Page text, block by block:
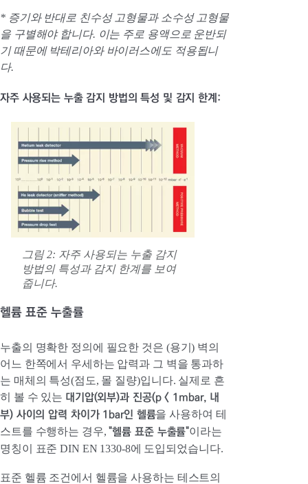
* 증기와 반대로 친수성 고형물과 소수성 고형물
을 구별해야 합니다. 이는 주로 용액으로 운반되
기 때문에 박테리아와 바이러스에도 적용됩니
다.
자주 사용되는 누출 감지 방법의 특성 및 감지 한계:
그림 2: 자주 사용되는 누출 감지
방법의 특성과 감지 한계를 보여
줍니다.
헬륨 표준 누출률
누출의 명확한 정의에 필요한 것은 (용기) 벽의
어느 한쪽에서 우세하는 압력과 그 벽을 통과하
는 매체의 특성(점도, 몰 질량)입니다. 실제로 흔
히 볼 수 있는 대기압(외부)과 진공(p < 1mbar, 내
부) 사이의 압력 차이가 1bar인 헬륨을 사용하여 테
스트를 수행하는 경우,"헬륨 표준 누출률"이라는
명칭이 표준 DIN EN 1330-8에 도입되었습니다.
표준 헬륨 조건에서 헬륨을 사용하는 테스트의